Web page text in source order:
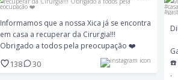
138 30
Informamos que a nossa Xica já se encontra
em casa a recuperar da Cirurgia!!!
Obrigado a todos pela preocupação ❤️
138 30
☎️
.